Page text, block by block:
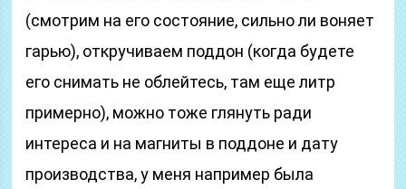
(смотрим на его состояние, сильно ли воняет
гарью), откручиваем поддон (когда будете
его снимать не облейтесь, там еще литр
примерно), можно тоже глянуть ради
интереса и на магниты в поддоне и дату
производства, у меня например была